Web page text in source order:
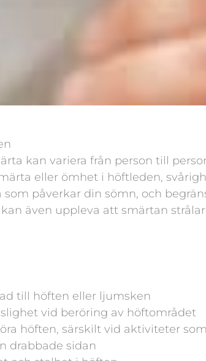
kan variera från person till
eller ömhet i höftleden,
som påverkar din sömn, och
även uppleva att smärtan
till höften eller ljumsken
vid beröring av höftområdet
höften, särskilt vid aktiviteter
drabbade sidan